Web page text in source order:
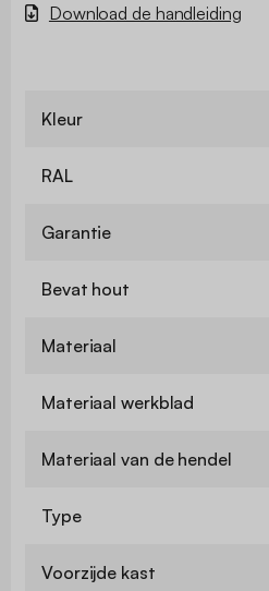
Download de handleiding
Kleur
RAL
Garantie
Bevat hout
Materiaal
Materiaal werkblad
Materiaal van de hendel
Type
Voorzijde kast